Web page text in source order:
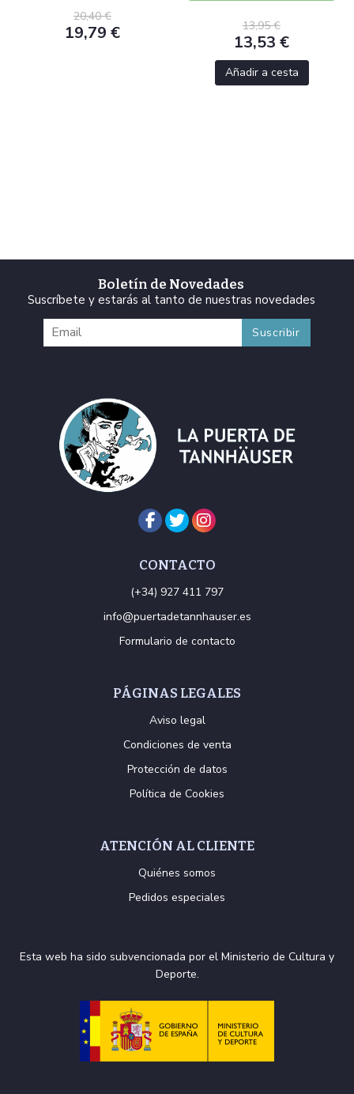
20,40 €
19,79 € 13,95 €
13,53 €
Añadir a cesta
Boletín de Novedades
Suscríbete y estarás al tanto de nuestras novedades
CONTACTO
(+34) 927 411 797
info@puertadetannhauser.es
Formulario de contacto
PÁGINAS LEGALES
Aviso legal
Condiciones de venta
Protección de datos
Política de Cookies
ATENCIÓN AL CLIENTE
Quiénes somos
Pedidos especiales
Esta web ha sido subvencionada por el Ministerio de Cultura y
Deporte.